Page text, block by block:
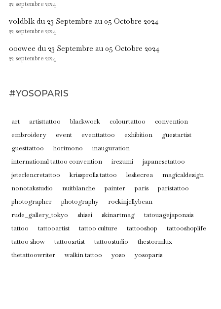
22 septembre 2024
voldblk du 23 Septembre au 05 Octobre 2024
22 septembre 2024
oo0wee du 23 Septembre au 05 Octobre 2024
22 septembre 2024
#YOSOPARIS
art artisttattoo blackwork colourtattoo
convention
embroidery
event eventtattoo exhibition
guestartist
guesttattoo
horimono
inauguration
international tattoo convention
irezumi
japanesetattoo
jeterlencretattoo
krissprolls.tattoo lesliecrea
magicaldesign
nonotakstudio
nuitblanche painter paris
paristattoo
photographer
photography
rockinjellybean
rude_gallery_tokyo
shisei skinartmag
tatouagejaponais
tattoo
tattooartist tattoo culture tattooshop
tattooshoplife
tattoo show
tattoosrtist tattoostudio
thestormlux
thetattoowriter
walkin tattoo yoso yosoparis